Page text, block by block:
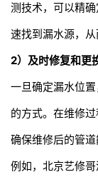
测技术，可以精
速找到漏水源，从
2）及时修复和更
一旦确定漏水位
的方式。在维修
确保维修后的管道
例如，北京艺修哥